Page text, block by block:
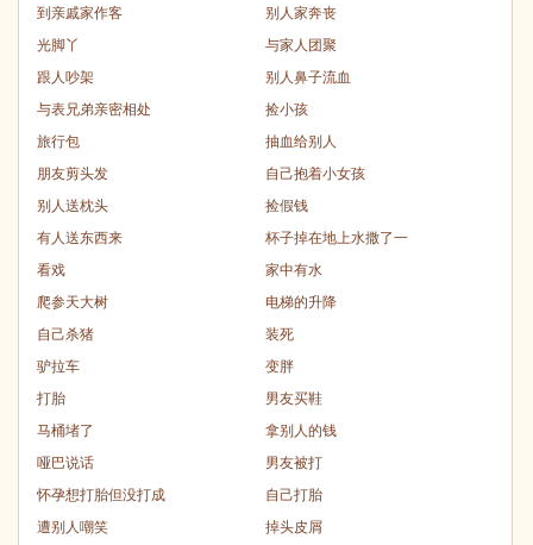
到亲戚家作客
别人家奔丧
光脚丫
与家人团聚
跟人吵架
别人鼻子流血
与表兄弟亲密相处
捡小孩
旅行包
抽血给别人
朋友剪头发
自己抱着小女孩
别人送枕头
捡假钱
有人送东西来
杯子掉在地上水撒了一
看戏
家中有水
爬参天大树
电梯的升降
自己杀猪
装死
驴拉车
变胖
打胎
男友买鞋
马桶堵了
拿别人的钱
哑巴说话
男友被打
怀孕想打胎但没打成
自己打胎
遭别人嘲笑
掉头皮屑